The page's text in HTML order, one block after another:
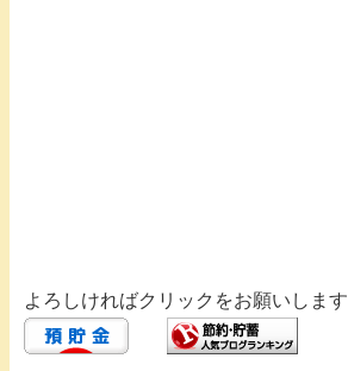
よろしければクリックをお願いします